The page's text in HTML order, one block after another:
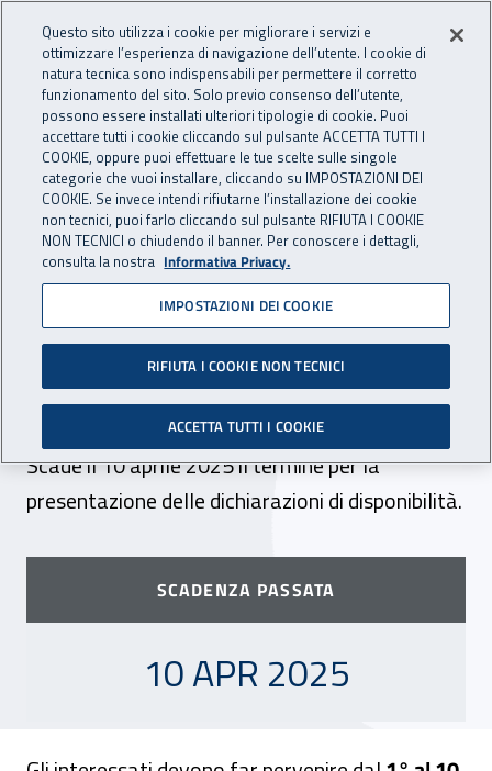
INAIL - Istituto Nazionale
Apri cerca
Navigazione principale
Navigazione - Ti trovi in:
Home Inail comunica Scadenze Scadenza
Dr Sardegna - selezione
comparativa incarico a
tempo determinato 38 ore
branca medicina legale -
sede di Nuoro
Scade il 10 aprile 2025 il termine per la
presentazione delle dichiarazioni di disponibilità.
SCADENZA PASSATA
10 APRILE 2025
10 APR 2025
Questo sito utilizza i cookie per migliorare i servizi e
ottimizzare l’esperienza di navigazione dell’utente. I cookie di
natura tecnica sono indispensabili per permettere il corretto
funzionamento del sito. Solo previo consenso dell’utente,
possono essere installati ulteriori tipologie di cookie. Puoi
accettare tutti i cookie cliccando sul pulsante ACCETTA TUTTI I
COOKIE, oppure puoi effettuare le tue scelte sulle singole
categorie che vuoi installare, cliccando su IMPOSTAZIONI DEI
COOKIE. Se invece intendi rifiutarne l’installazione dei cookie
non tecnici, puoi farlo cliccando sul pulsante RIFIUTA I COOKIE
NON TECNICI o chiudendo il banner. Per conoscere i dettagli,
consulta la nostra Informativa Privacy.
IMPOSTAZIONI DEI COOKIE
RIFIUTA I COOKIE NON TECNICI
ACCETTA TUTTI I COOKIE